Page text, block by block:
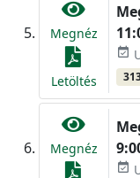
Megnéz
Letöltés
event_available
Megnéz
event_available